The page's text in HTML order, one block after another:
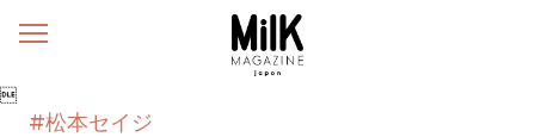
メ

#松本セイジ